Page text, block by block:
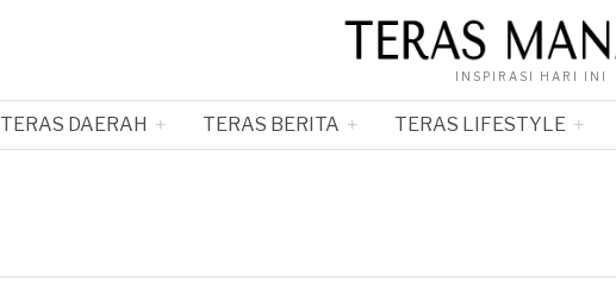
INSPIRASI HARI INI
TERAS DAERAH TERAS BERITA TERAS LIFESTYLE